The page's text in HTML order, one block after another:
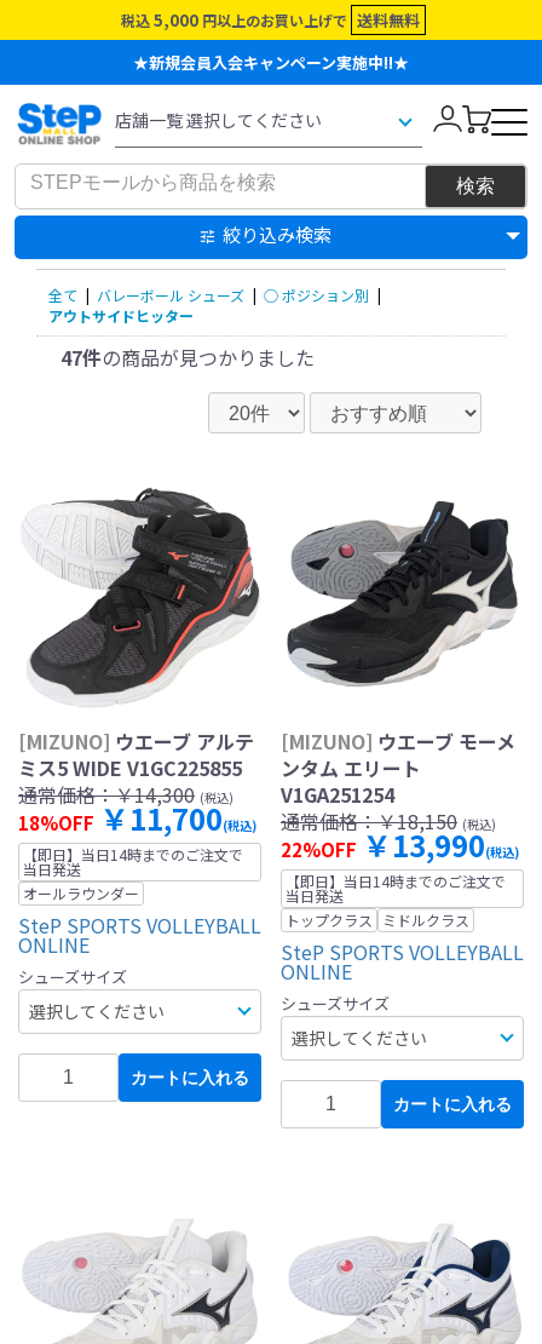
税込 5,000 円以上のお買い上げで 送料無料
★新規会員入会キャンペーン実施中!!★
絞り込み検索
全て | バレーボール シューズ | ○ ポジション別 |
アウトサイドヒッター
47件の商品が見つかりました
[MIZUNO] ウエーブ アルテ
ミス5 WIDE V1GC225855
通常価格：￥14,300 (税込)
18%OFF ￥11,700(税込)
【即日】当日14時までのご注文で
当日発送
オールラウンダー
SteP SPORTS VOLLEYBALL
ONLINE
シューズサイズ
カートに入れる
[MIZUNO] ウエーブ モーメ
ンタム エリート
V1GA251254
通常価格：￥18,150 (税込)
22%OFF ￥13,990(税込)
【即日】当日14時までのご注文で
当日発送
トップクラス
ミドルクラス
SteP SPORTS VOLLEYBALL
ONLINE
シューズサイズ
カートに入れる